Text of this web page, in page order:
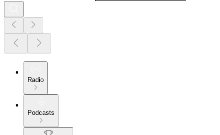
Radio
Podcasts